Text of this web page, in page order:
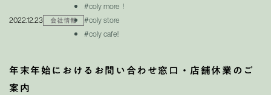
2022.12.23 会社情報
#coly more！
#coly store
#coly cafe!
年末年始におけるお問い合わせ窓口・店舗休業のご
案内